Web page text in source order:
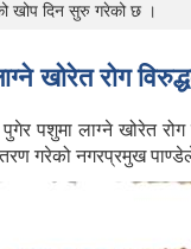
खोप दिन सुरु गरेको छ ।
खोरेत रोग
पशुमा लाग्ने खोरेत
गरेको नगरप्रमुख